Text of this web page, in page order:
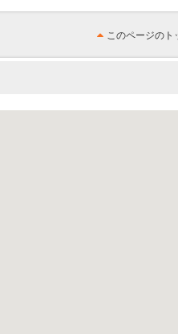
このページのト